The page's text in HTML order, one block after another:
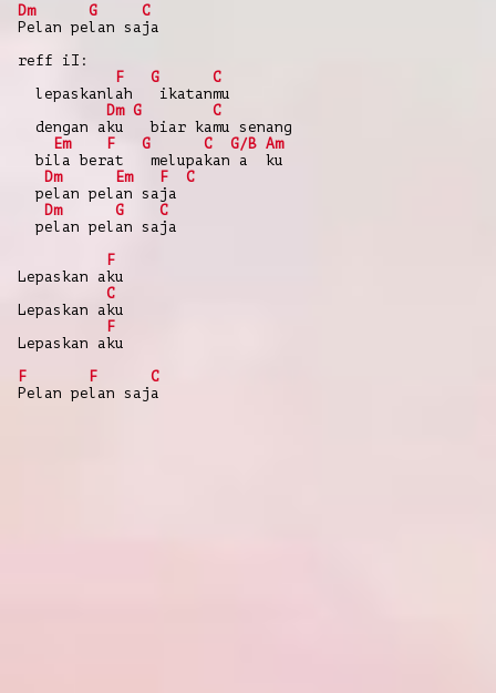
Dm
G
C
Pelan pelan saja
reff iI:
F
G
C
lepaskanlah ikatanmu
Dm G
C
dengan aku biar kamu senang
Em
F G C G/B Am
bila berat melupakan a ku
Dm
Em F
C
pelan pelan saja
Dm
G
C
pelan pelan saja
F
Lepaskan aku
C
Lepaskan aku
F
Lepaskan aku
F
F
C
Pelan pelan saja